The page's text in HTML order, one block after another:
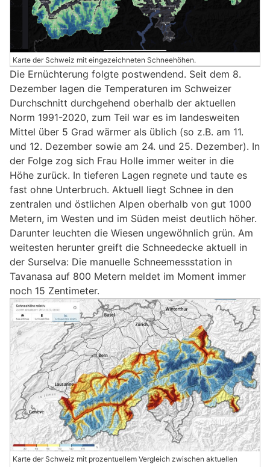
Karte der Schweiz mit eingezeichneten Schneehöhen.
Die Ernüchterung folgte postwendend. Seit dem 8.
Dezember lagen die Temperaturen im Schweizer
Durchschnitt durchgehend oberhalb der aktuellen
Norm 1991-2020, zum Teil war es im landesweiten
Mittel über 5 Grad wärmer als üblich (so z.B. am 11.
und 12. Dezember sowie am 24. und 25. Dezember). In
der Folge zog sich Frau Holle immer weiter in die
Höhe zurück. In tieferen Lagen regnete und taute es
fast ohne Unterbruch. Aktuell liegt Schnee in den
zentralen und östlichen Alpen oberhalb von gut 1000
Metern, im Westen und im Süden meist deutlich höher.
Darunter leuchten die Wiesen ungewöhnlich grün. Am
weitesten herunter greift die Schneedecke aktuell in
der Surselva: Die manuelle Schneemessstation in
Tavanasa auf 800 Metern meldet im Moment immer
noch 15 Zentimeter.
Karte der Schweiz mit prozentuellem Vergleich zwischen aktuellen